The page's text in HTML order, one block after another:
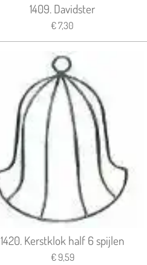
1409. Davidster
€ 7,30
1420. Kerstklok half 6 spijlen
€ 9,59